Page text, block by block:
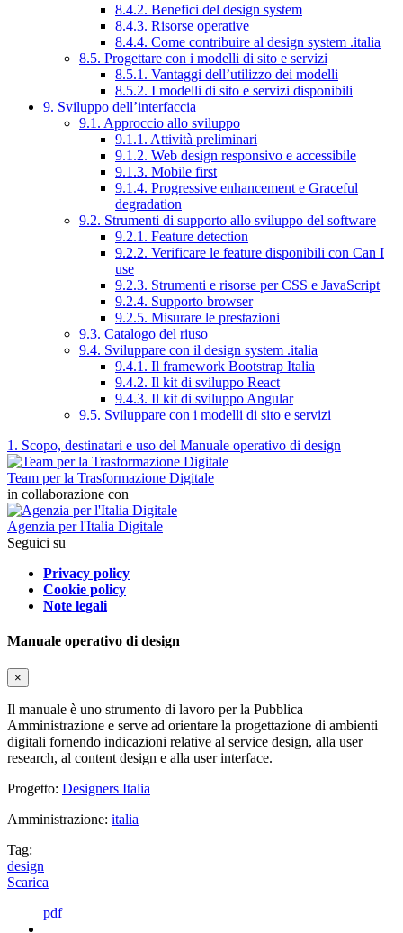
8.4.2. Benefici del design system
8.4.3. Risorse operative
8.4.4. Come contribuire al design system .italia
8.5. Progettare con i modelli di sito e servizi
8.5.1. Vantaggi dell’utilizzo dei modelli
8.5.2. I modelli di sito e servizi disponibili
9. Sviluppo dell’interfaccia
9.1. Approccio allo sviluppo
9.1.1. Attività preliminari
9.1.2. Web design responsivo e accessibile
9.1.3. Mobile first
9.1.4. Progressive enhancement e Graceful
degradation
9.2. Strumenti di supporto allo sviluppo del software
9.2.1. Feature detection
9.2.2. Verificare le feature disponibili con Can I
use
9.2.3. Strumenti e risorse per CSS e JavaScript
9.2.4. Supporto browser
9.2.5. Misurare le prestazioni
9.3. Catalogo del riuso
9.4. Sviluppare con il design system .italia
9.4.1. Il framework Bootstrap Italia
9.4.2. Il kit di sviluppo React
9.4.3. Il kit di sviluppo Angular
9.5. Sviluppare con i modelli di sito e servizi
1. Scopo, destinatari e uso del Manuale operativo di design
Team per la Trasformazione Digitale
in collaborazione con
Agenzia per l'Italia Digitale
Seguici su
Privacy policy
Cookie policy
Note legali
Manuale operativo di design
×
Il manuale è uno strumento di lavoro per la Pubblica
Amministrazione e serve ad orientare la progettazione di ambienti
digitali fornendo indicazioni relative al service design, alla user
research, al content design e alla user interface.
Progetto: Designers Italia
Amministrazione: italia
Tag:
design
Scarica
pdf